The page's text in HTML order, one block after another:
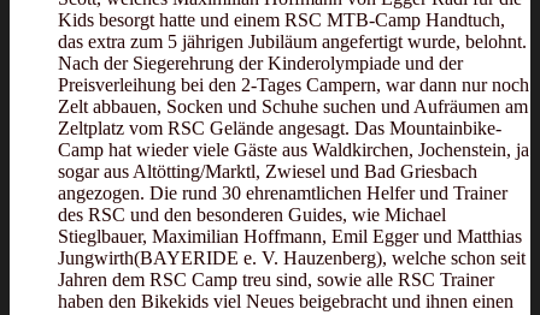
Kids besorgt hatte und einem RSC MTB-Camp Handtuch,
das extra zum 5 jährigen Jubiläum angefertigt wurde, belohnt.
Nach der Siegerehrung der Kinderolympiade und der
Preisverleihung bei den 2-Tages Campern, war dann nur noch
Zelt abbauen, Socken und Schuhe suchen und Aufräumen am
Zeltplatz vom RSC Gelände angesagt. Das Mountainbike-
Camp hat wieder viele Gäste aus Waldkirchen, Jochenstein, ja
sogar aus Altötting/Marktl, Zwiesel und Bad Griesbach
angezogen. Die rund 30 ehrenamtlichen Helfer und Trainer
des RSC und den besonderen Guides, wie Michael
Stieglbauer, Maximilian Hoffmann, Emil Egger und Matthias
Jungwirth(BAYERIDE e. V. Hauzenberg), welche schon seit
Jahren dem RSC Camp treu sind, sowie alle RSC Trainer
haben den Bikekids viel Neues beigebracht und ihnen einen